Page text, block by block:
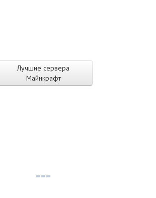
Лучшие сервера
Майнкрафт